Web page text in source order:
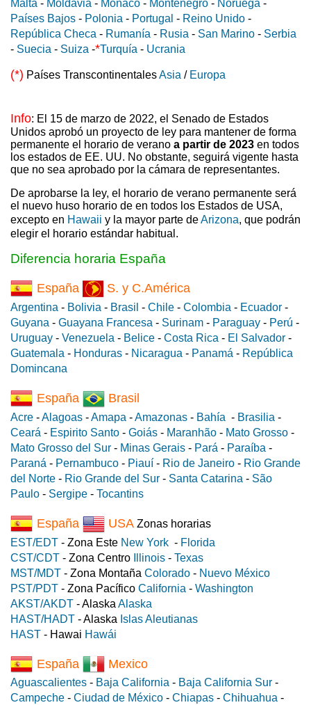
Malta - Moldavia - Mónaco - Montenegro - Noruega -
Países Bajos - Polonia - Portugal - Reino Unido -
República Checa - Rumanía - Rusia - San Marino - Serbia
- Suecia - Suiza -*Turquía - Ucrania
(*) Países TranscontinentalesAsia / Europa
Info: El 15 de marzo de 2022, el Senado de Estados
Unidos aprobó un proyecto de ley para mantener de forma
permanente el horario de verano a partir de 2023 en todos
los estados de EE. UU. No obstante, seguirá vigente hasta
que no sea aprobado por la cámara de representantes.
De aprobarse la ley, el horario de verano permanente será
el nuevo huso horario de en todos los Estados de USA,
excepto en Hawaii y la mayor parte deArizona, que podrán
elegir el horario estándar habitual.
Diferencia horaria España
España S. y C.América
Argentina - Bolivia - Brasil - Chile - Colombia - Ecuador -
Guyana - Guayana Francesa - Surinam - Paraguay - Perú -
Uruguay - Venezuela - Belice - Costa Rica - El Salvador -
Guatemala - Honduras - Nicaragua - Panamá - República
Domincana
España Brasil
Acre -Alagoas -Amapa -Amazonas - Bahía - Brasilia -
Ceará - Espirito Santo - Goiás - Maranhão - Mato Grosso -
Mato Grosso del Sur - Minas Gerais - Pará - Paraíba -
Paraná - Pernambuco - Piauí - Rio de Janeiro - Rio Grande
del Norte - Rio Grande del Sur - Santa Catarina - São
Paulo - Sergipe - Tocantins
España USA Zonas horarias
EST/EDT - Zona Este New York - Florida
CST/CDT - Zona Centro Illinois - Texas
MST/MDT - Zona Montaña Colorado - Nuevo México
PST/PDT - Zona Pacífico California - Washington
AKST/AKDT - Alaska Alaska
HAST/HADT - Alaska Islas Aleutianas
HAST - Hawai Hawái
España Mexico
Aguascalientes - Baja California - Baja California Sur -
Campeche - Ciudad de México - Chiapas - Chihuahua -